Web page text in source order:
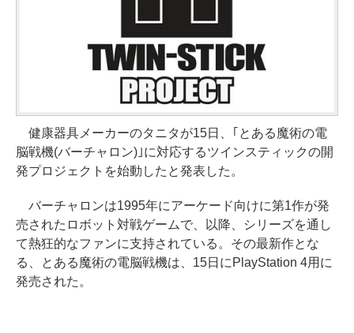
健康器具メーカーのタニタが15日、｢とある魔術の電
脳戦機(バーチャロン)｣に対応するツインスティックの開
発プロジェクトを始動したと発表した。
バーチャロンは1995年にアーケード向けに第1作が発
売されたロボット対戦ゲームで、以降、シリーズを通し
て熱狂的なファンに支持されている。その最新作とな
る、とある魔術の電脳戦機は、15日にPlayStation 4用に
発売された。